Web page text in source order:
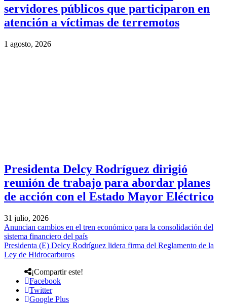
servidores públicos que participaron en
atención a víctimas de terremotos
1 agosto, 2026
Presidenta Delcy Rodríguez dirigió
reunión de trabajo para abordar planes
de acción con el Estado Mayor Eléctrico
31 julio, 2026
Anuncian cambios en el tren económico para la consolidación del
sistema financiero del país
Presidenta (E) Delcy Rodríguez lidera firma del Reglamento de la
Ley de Hidrocarburos
¡Compartir este!
Facebook
Twitter
Google Plus